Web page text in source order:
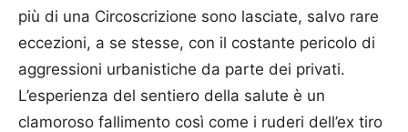
più di una Circoscrizione sono lasciate, salvo rare
eccezioni, a se stesse, con il costante pericolo di
aggressioni urbanistiche da parte dei privati.
L’esperienza del sentiero della salute è un
clamoroso fallimento così come i ruderi dell’ex tiro